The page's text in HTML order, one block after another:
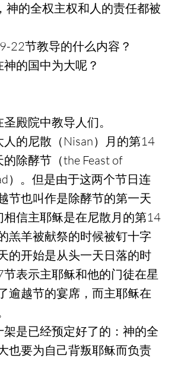
神的全权主权和人的责任都被
22节教导的什么内容？
的国中为大呢？
殿院中教导人们。
的尼散（Nisan）月的第14
除酵节（the Feast of
）。但是由于这两个节日连
节也叫作是除酵节的第一天
相信主耶稣是在尼散月的第14
羔羊被献祭的时候被钉十字
的开始是从头一天日落的时
表示主耶稣和他的门徒在星
逾越节的宴席，而主耶稣在
是已经预定好了的：神的全
也要为自己背叛耶稣而负责